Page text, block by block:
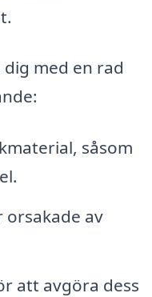
med en rad
såsom
orsakade av
att avgöra dess